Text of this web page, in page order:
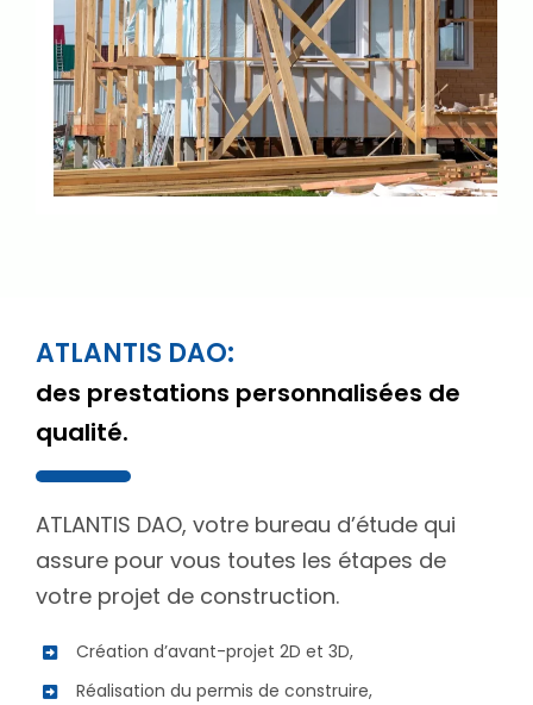
ATLANTIS DAO:
des prestations personnalisées de
qualité.
ATLANTIS DAO, votre bureau d’étude qui
assure pour vous toutes les étapes de
votre projet de construction.
Création d’avant-projet 2D et 3D,
Réalisation du permis de construire,